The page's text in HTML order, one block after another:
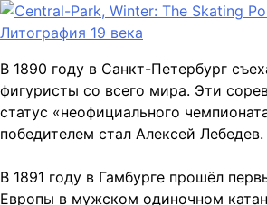
Литография 19 века
В 1890 году в Санкт-Петербург
фигуристы со всего мира. Эти
статус «неофициального
победителем стал Алексей Лебедев.
В 1891 году в Гамбурге прошёл
Европы в мужском одиночном